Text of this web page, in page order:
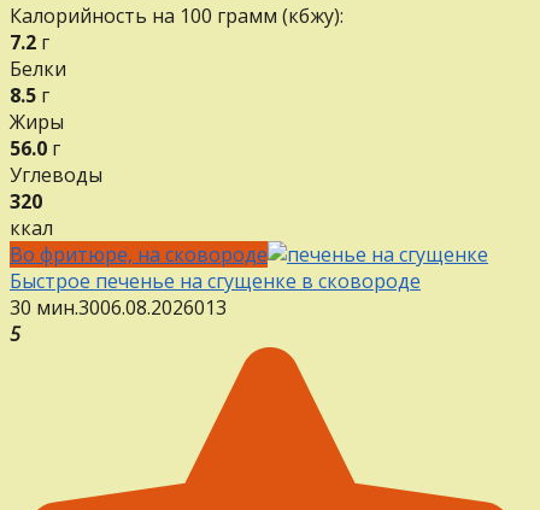
Калорийность на 100 грамм (кбжу):
7.2 г
Белки
8.5 г
Жиры
56.0 г
Углеводы
320
ккал
Во фритюре, на сковороде
Быстрое печенье на сгущенке в сковороде
30 мин.3006.08.2026013
5